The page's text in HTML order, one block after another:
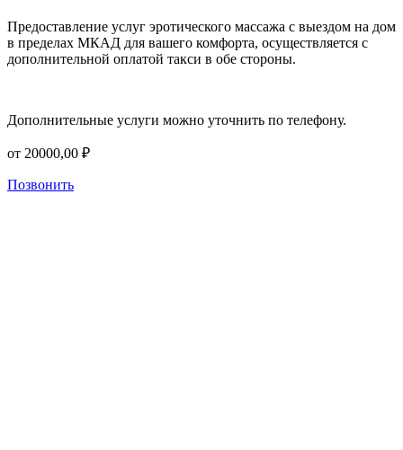
Предоставление услуг эротического массажа с выездом на дом
в пределах МКАД для вашего комфорта, осуществляется с
дополнительной оплатой такси в обе стороны.
Дополнительные услуги можно уточнить по телефону.
от 20000,00 ₽
Позвонить